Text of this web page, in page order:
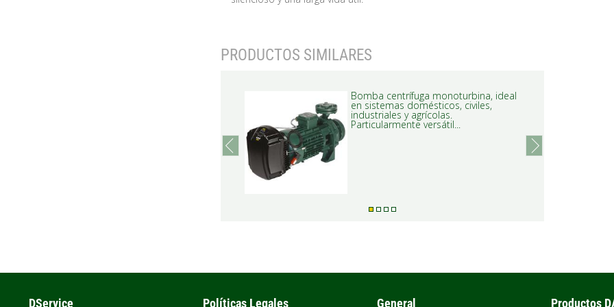
PRODUCTOS SIMILARES
Bomba centrífuga monoturbina, ideal
en sistemas domésticos, civiles,
industriales y agrícolas.
Particularmente versátil...
prev next
DService Políticas Legales General Productos